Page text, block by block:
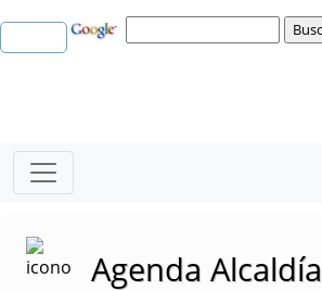
Agenda Alcaldía